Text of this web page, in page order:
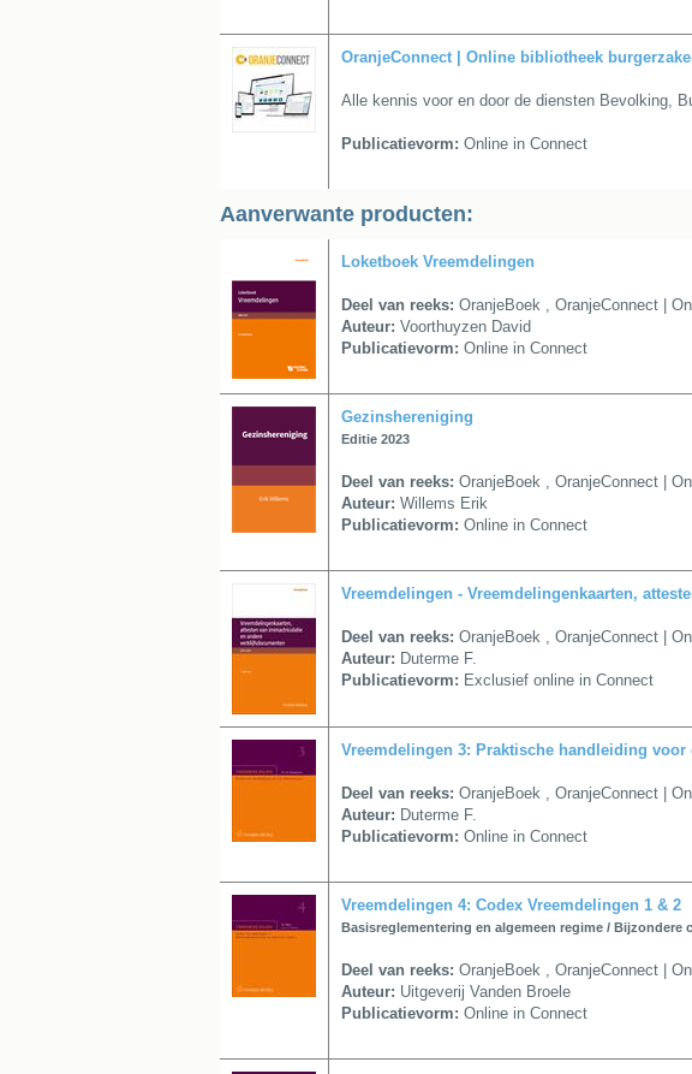
OranjeConnect | Online bibliotheek
Alle kennis voor en door de diensten Bevolking,
Publicatievorm: Online in Connect
Aanverwante producten:
Loketboek Vreemdelingen
Deel van reeks: OranjeBoek , OranjeConnect |
Auteur: Voorthuyzen David
Publicatievorm: Online in Connect
Gezinshereniging
Editie 2023
Deel van reeks: OranjeBoek , OranjeConnect |
Auteur: Willems Erik
Publicatievorm: Online in Connect
Vreemdelingen - Vreemdelingenkaarten,
Deel van reeks: OranjeBoek , OranjeConnect |
Auteur: Duterme F.
Publicatievorm: Exclusief online in Connect
Vreemdelingen 3: Praktische handleiding
Deel van reeks: OranjeBoek , OranjeConnect |
Auteur: Duterme F.
Publicatievorm: Online in Connect
Vreemdelingen 4: Codex Vreemdelingen 1 & 2
Basisreglementering en algemeen regime / Bijzondere
Deel van reeks: OranjeBoek , OranjeConnect |
Auteur: Uitgeverij Vanden Broele
Publicatievorm: Online in Connect